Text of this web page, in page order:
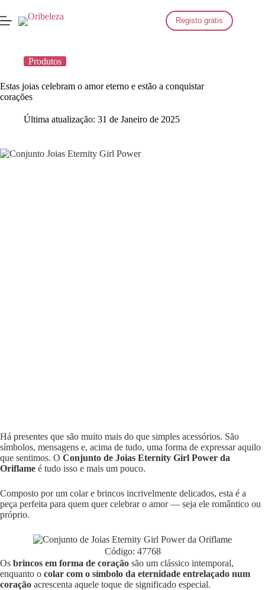
para
o
Registo grátis
Produtos
Estas joias celebram o amor eterno e estão a conquistar
corações
Última atualização: 31 de Janeiro de 2025
Há presentes que são muito mais do que simples acessórios. São
símbolos, mensagens e, acima de tudo, uma forma de expressar aquilo
que sentimos. O Conjunto de Joias Eternity Girl Power da
Oriflame é tudo isso e mais um pouco.
Composto por um colar e brincos incrivelmente delicados, esta é a
peça perfeita para quem quer celebrar o amor — seja ele romântico ou
próprio.
Código: 47768
Os brincos em forma de coração são um clássico intemporal,
enquanto o colar com o símbolo da eternidade entrelaçado num
coração acrescenta aquele toque de significado especial.